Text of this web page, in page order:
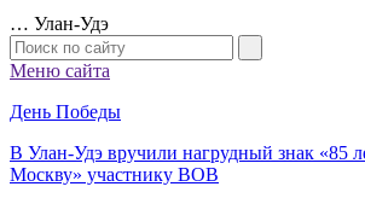
… Улан-Удэ
Меню сайта
День Победы
В Улан-Удэ вручили нагрудный знак «85
Москву» участнику ВОВ